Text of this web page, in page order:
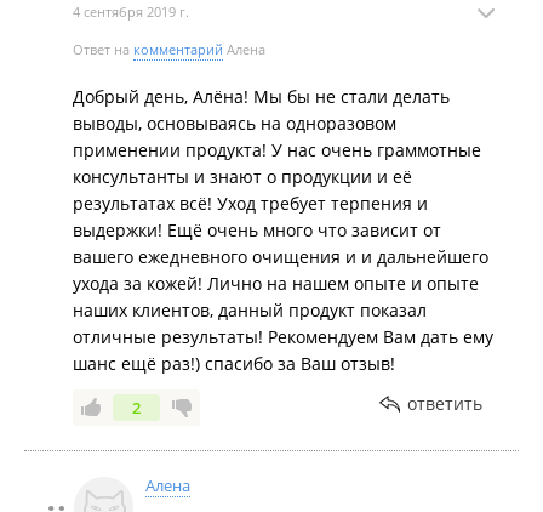
4 сентября 2019 г.
Ответ на комментарий Алена
Добрый день, Алёна! Мы бы не стали делать
выводы, основываясь на одноразовом
применении продукта! У нас очень граммотные
консультанты и знают о продукции и её
результатах всё! Уход требует терпения и
выдержки! Ещё очень много что зависит от
вашего ежедневного очищения и и дальнейшего
ухода за кожей! Лично на нашем опыте и опыте
наших клиентов, данный продукт показал
отличные результаты! Рекомендуем Вам дать ему
шанс ещё раз!) спасибо за Ваш отзыв!
2 ответить
Алена